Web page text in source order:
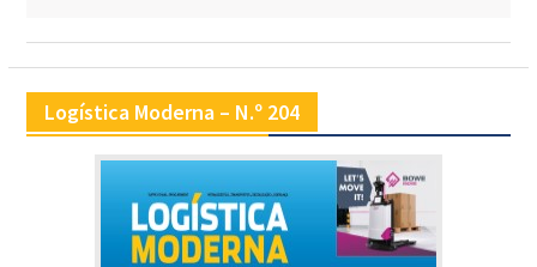
Logística Moderna – N.º 204